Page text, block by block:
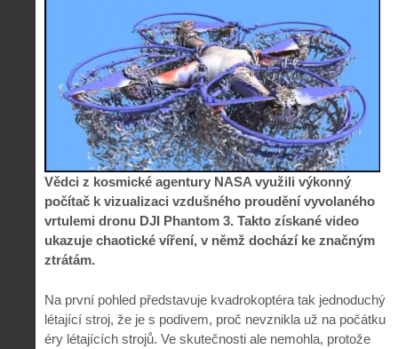
Vědci z kosmické agentury NASA využili výkonný
počítač k vizualizaci vzdušného proudění vyvolaného
vrtulemi dronu DJI Phantom 3. Takto získané video
ukazuje chaotické víření, v němž dochází ke značným
ztrátám.
Na první pohled představuje kvadrokoptéra tak jednoduchý
létající stroj, že je s podivem, proč nevznikla už na počátku
éry létajících strojů. Ve skutečnosti ale nemohla, protože